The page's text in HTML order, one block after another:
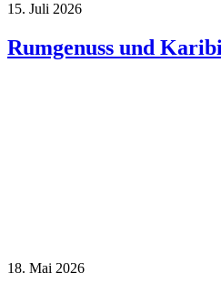
15. Juli 2026
Rumgenuss und
18. Mai 2026